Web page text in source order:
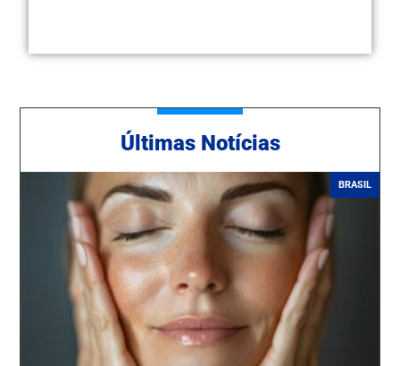
Últimas Notícias
BRASIL